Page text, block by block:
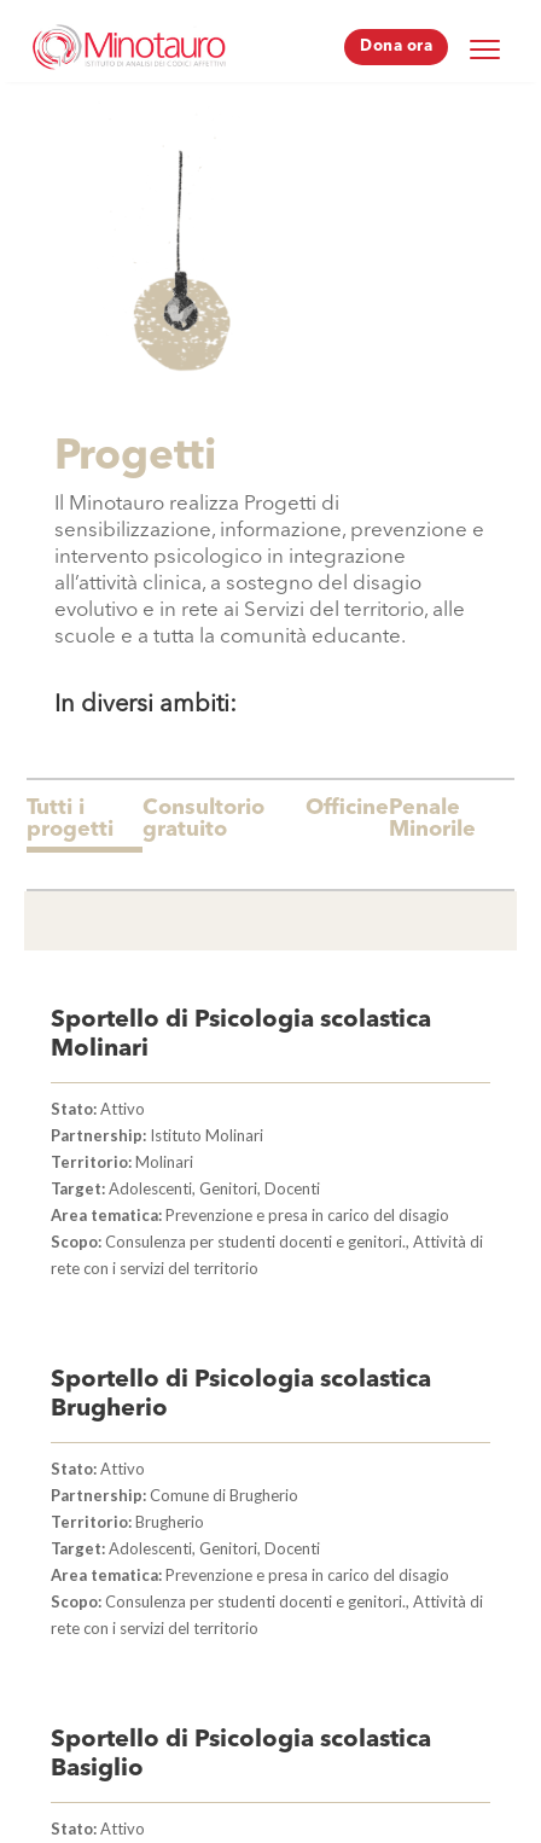
Dona ora
Dona ora
Progetti
Il Minotauro realizza Progetti di
sensibilizzazione, informazione, prevenzione e
intervento psicologico in integrazione
all’attività clinica, a sostegno del disagio
evolutivo e in rete ai Servizi del territorio, alle
scuole e a tutta la comunità educante.
In diversi ambiti:
Tutti i
progetti
Consultorio
gratuito
Officine Penale
Minorile
Sportello di Psicologia scolastica
Molinari
Stato:Attivo
Partnership: Istituto Molinari
Territorio:Molinari
Target:Adolescenti, Genitori, Docenti
Area tematica:Prevenzione e presa in carico del disagio
Scopo:Consulenza per studenti docenti e genitori., Attività di
rete con i servizi del territorio
Sportello di Psicologia scolastica
Brugherio
Stato:Attivo
Partnership:Comune di Brugherio
Territorio:Brugherio
Target:Adolescenti, Genitori, Docenti
Area tematica:Prevenzione e presa in carico del disagio
Scopo:Consulenza per studenti docenti e genitori., Attività di
rete con i servizi del territorio
Sportello di Psicologia scolastica
Basiglio
Stato:Attivo